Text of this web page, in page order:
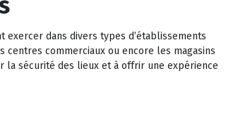
exercer dans divers types d’établissements
commerciaux ou encore les magasins
la sécurité des lieux et à offrir une expérience